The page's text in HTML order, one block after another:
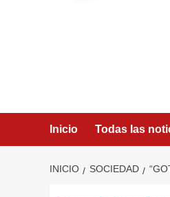
Inicio Todas las
INICIO SOCIEDAD